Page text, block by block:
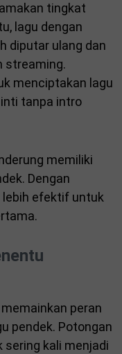
tingkat
lagu dengan
diputar ulang dan
streaming.
menciptakan lagu
tanpa intro
memiliki
Dengan
lebih efektif untuk
peran
pendek. Potongan
sering kali menjadi